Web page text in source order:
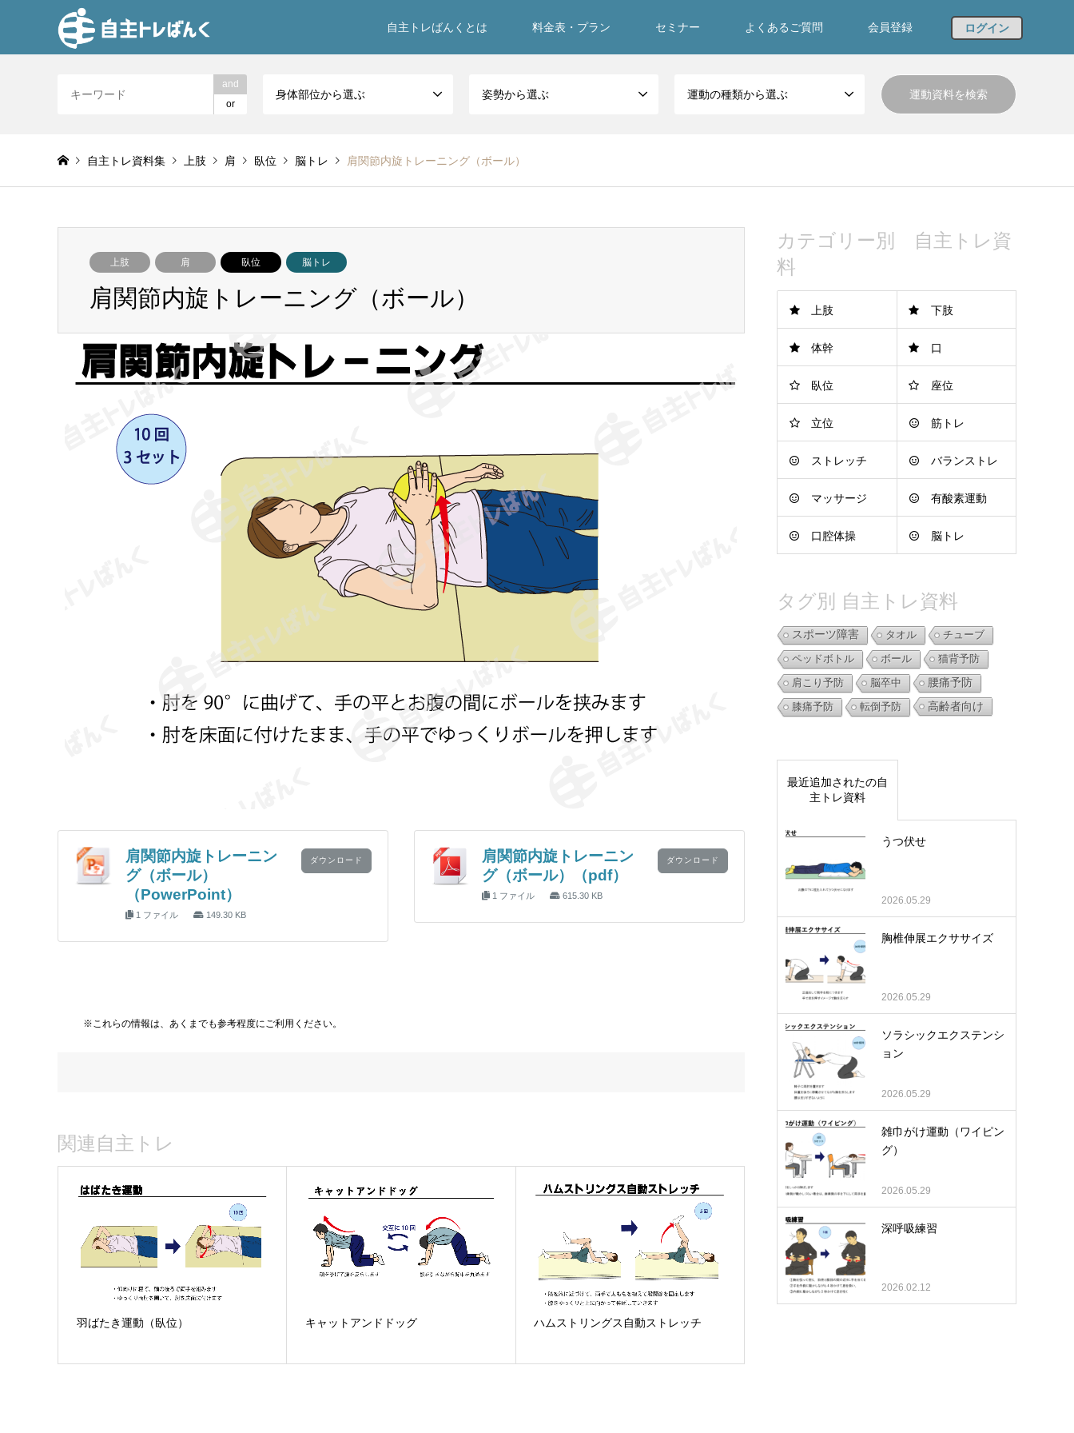
自主トレばんくとは 料金表・プラン セミナー よくあるご質問 会員登録 ログイン
and
or
身体部位から選ぶ 姿勢から選ぶ 運動の種類から選ぶ
自主トレ資料集 上肢 肩 臥位 脳トレ 肩関節内旋トレーニング（ボール）
上肢 肩 臥位 脳トレ
肩関節内旋トレーニング（ボール）
肩関節内旋トレーニン
グ（ボール）
（PowerPoint）
1 ファイル 149.30 KB
ダウンロード
肩関節内旋トレーニン
グ（ボール）（pdf）
1 ファイル 615.30 KB
ダウンロード
※これらの情報は、あくまでも参考程度にご利用ください。
関連自主トレ
羽ばたき運動（臥位） キャットアンドドッグ ハムストリングス自動ストレッチ
カテゴリー別 自主トレ資
料
上肢 下肢
体幹 口
臥位 座位
立位 筋トレ
ストレッチ バランストレ
ーニング
マッサージ 有酸素運動
口腔体操 脳トレ
タグ別 自主トレ資料
スポーツ障害 タオル
チューブ
ペッドボトル
ボール
猫背予防
肩こり予防
脳卒中
腰痛予防
膝痛予防
転倒予防 高齢者向け
最近追加されたの自
主トレ資料
うつ伏せ
2026.05.29
胸椎伸展エクササイズ
2026.05.29
ソラシックエクステンシ
ョン
2026.05.29
雑巾がけ運動（ワイピン
グ）
2026.05.29
深呼吸練習
2026.02.12